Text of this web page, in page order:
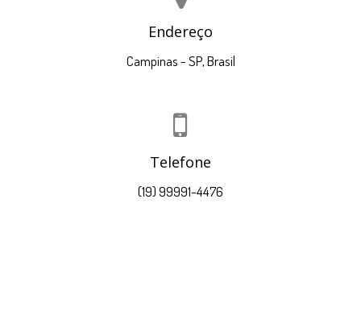
Endereço
Campinas - SP, Brasil
Telefone
(19) 99991-4476